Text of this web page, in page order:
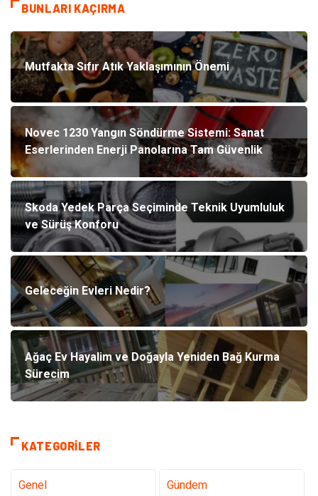
BUNLARI KAÇIRMA
Mutfakta Sıfır Atık Yaklaşımının Önemi
Novec 1230 Yangın Söndürme Sistemi: Sanat
Eserlerinden Enerji Panolarına Tam Güvenlik
Skoda Yedek Parça Seçiminde Teknik Uyumluluk
ve Sürüş Konforu
Geleceğin Evleri Nedir?
Ağaç Ev Hayalim ve Doğayla Yeniden Bağ Kurma
Sürecim
KATEGORILER
Genel Gündem